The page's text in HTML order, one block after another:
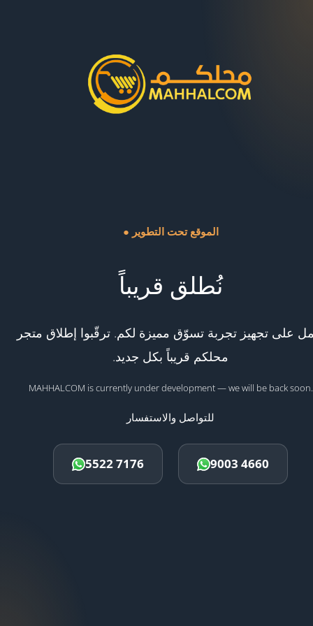
● الموقع تحت التطوير
نُطلق قريباً
على تجهيز تجربة تسوّق مميزة لكم. ترقّبوا إطلاق متجر
محلكم قريباً بكل جديد.
MAHHALCOM is currently under development — we will be back soon.
للتواصل والاستفسار
5522 7176 9003 4660